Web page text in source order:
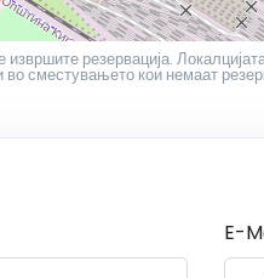
извршите резервација.
сместувањето кои немаат
E-